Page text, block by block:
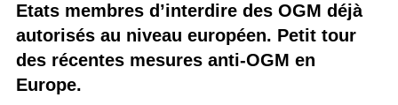
Etats membres d’interdire des OGM déjà
autorisés au niveau européen. Petit tour
des récentes mesures anti-OGM en
Europe.